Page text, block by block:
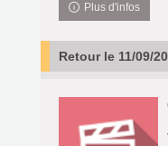
Plus d'infos
Retour le 11/09/